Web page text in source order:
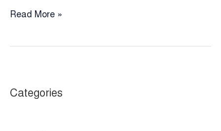
দেশে-
ষড়যন্ত্র
Read More »
Categories